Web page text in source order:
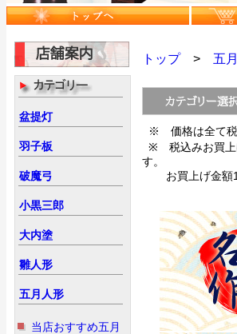
盆提灯
羽子板
破魔弓
小黒三郎
大内塗
雛人形
五月人形
当店おすすめ五月
トップ> 五
※ 価格は全て税
※ 税込みお買上
す。
お買上げ金